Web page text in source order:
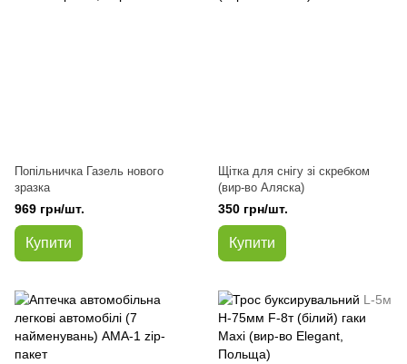
Попільничка Газель нового
зразка
969 грн/шт.
Купити
Щітка для снігу зі скребком
(вир-во Аляска)
350 грн/шт.
Купити